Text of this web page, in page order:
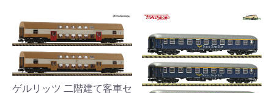
ゲルリッツ 二階建て客車セ